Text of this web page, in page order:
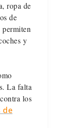
ropa de
de
y
La falta
los
de